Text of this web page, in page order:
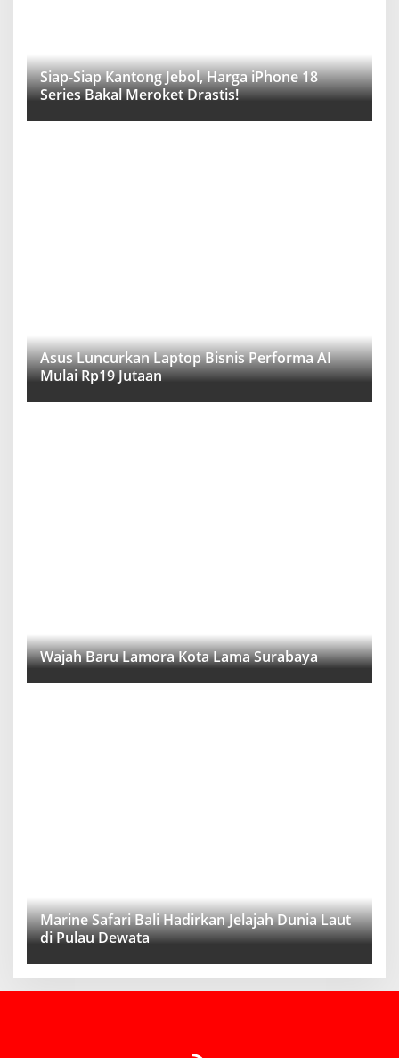
Siap-Siap Kantong Jebol, Harga iPhone 18
Series Bakal Meroket Drastis!
Asus Luncurkan Laptop Bisnis Performa AI
Mulai Rp19 Jutaan
Wajah Baru Lamora Kota Lama Surabaya
Marine Safari Bali Hadirkan Jelajah Dunia Laut
di Pulau Dewata